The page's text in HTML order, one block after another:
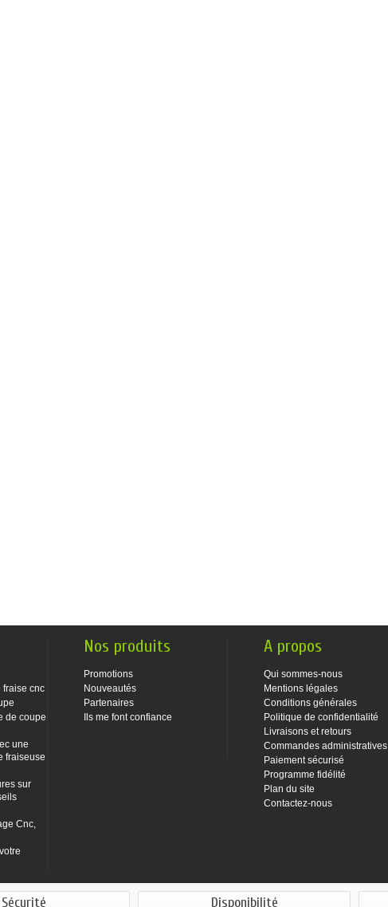
fraise cnc
de coupe
une
fraiseuse
sur
Cnc,
Nos produits
Promotions
Nouveautés
Partenaires
Ils me font confiance
A propos
Qui sommes-nous
Mentions légales
Conditions générales
Politique de confidentialité
Livraisons et retours
Commandes administratives
Paiement sécurisé
Programme fidélité
Plan du site
Contactez-nous
Sécurité Disponibilité